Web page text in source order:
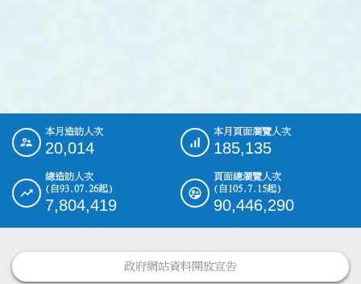
::: 本月造訪人次
20,014
本月頁面瀏覽人次
185,135
總造訪人次
(自93.07.26起)
7,804,419
頁面總瀏覽人次
(自105.7.15起)
90,446,290
政府網站資料開放宣告